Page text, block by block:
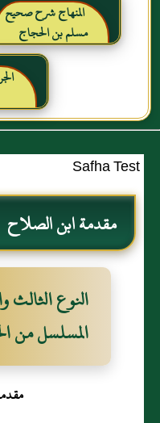
المنهاج شرح صحيح
مسلم بن الحجاج
Safha Test
مقدمة ابن الصلاح
النوع الثالث
المسلسل من